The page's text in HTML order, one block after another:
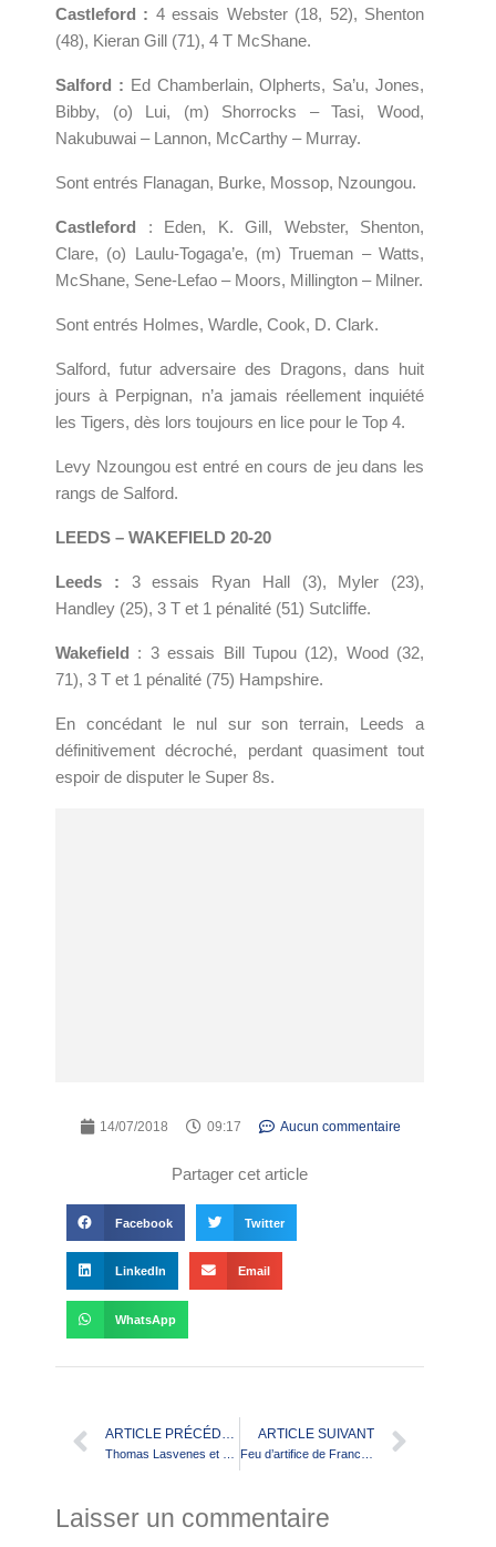
Castleford : 4 essais Webster (18, 52), Shenton
(48), Kieran Gill (71), 4 T McShane.
Salford : Ed Chamberlain, Olpherts, Sa’u, Jones,
Bibby, (o) Lui, (m) Shorrocks – Tasi, Wood,
Nakubuwai – Lannon, McCarthy – Murray.
Sont entrés Flanagan, Burke, Mossop, Nzoungou.
Castleford : Eden, K. Gill, Webster, Shenton,
Clare, (o) Laulu-Togaga’e, (m) Trueman – Watts,
McShane, Sene-Lefao – Moors, Millington – Milner.
Sont entrés Holmes, Wardle, Cook, D. Clark.
Salford, futur adversaire des Dragons, dans huit
jours à Perpignan, n’a jamais réellement inquiété
les Tigers, dès lors toujours en lice pour le Top 4.
Levy Nzoungou est entré en cours de jeu dans les
rangs de Salford.
LEEDS – WAKEFIELD 20-20
Leeds : 3 essais Ryan Hall (3), Myler (23),
Handley (25), 3 T et 1 pénalité (51) Sutcliffe.
Wakefield : 3 essais Bill Tupou (12), Wood (32,
71), 3 T et 1 pénalité (75) Hampshire.
En concédant le nul sur son terrain, Leeds a
définitivement décroché, perdant quasiment tout
espoir de disputer le Super 8s.
14/07/2018 09:17 Aucun commentaire
Partager cet article
Facebook Twitter
LinkedIn Email
WhatsApp
ARTICLE PRÉCÉDENT
Thomas Lasvenes et Valentin Yesa en cinq questions
ARTICLE SUIVANT
Feu d’artifice de France U16 !
Laisser un commentaire